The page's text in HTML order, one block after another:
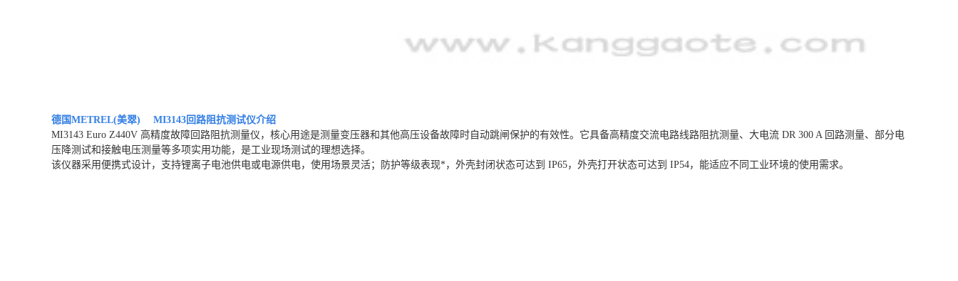
德国METREL(美翠) MI3143回路阻抗测试仪介绍
MI3143 Euro Z440V 高精度故障回路阻抗测量仪，核心用途是测量变压器和其他高压设备故障时自动跳闸保护的有效性。它具备高精度交流电路线路阻抗测量、大电流 DR 300 A 回路测量、部分电
压降测试和接触电压测量等多项实用功能，是工业现场测试的理想选择。
该仪器采用便携式设计，支持锂离子电池供电或电源供电，使用场景灵活；防护等级表现*，外壳封闭状态可达到 IP65，外壳打开状态可达到 IP54，能适应不同工业环境的使用需求。